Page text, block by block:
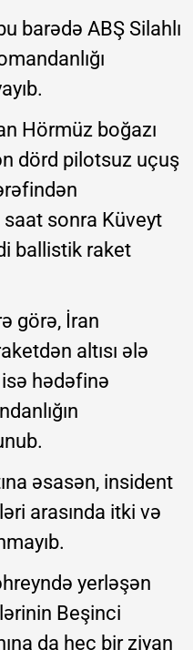
barədə ABŞ Silahlı
Hörmüz boğazı
dörd pilotsuz uçuş
sonra Küveyt
ballistik raket
görə, İran
altısı ələ
hədəfinə
əsasən, insident
arasında itki və
yerləşən
Beşinci
da heç bir ziyan